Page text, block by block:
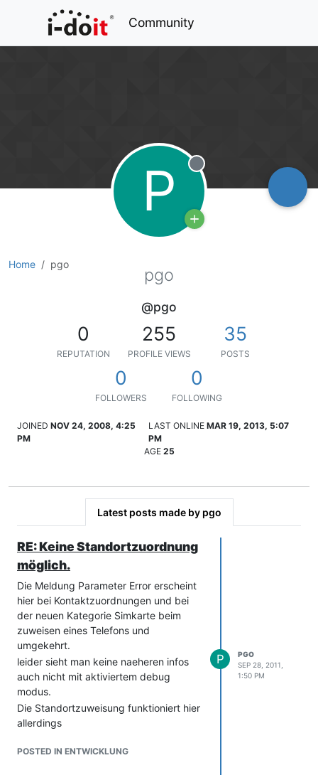
Community
P Offline
Home pgo
pgo
@pgo
0
REPUTATION
255
PROFILE VIEWS
35
POSTS
0
FOLLOWERS
0
FOLLOWING
JOINED NOV 24, 2008, 4:25
PM
LAST ONLINE MAR 19, 2013, 5:07
PM
AGE 25
Latest posts made by pgo
RE: Keine Standortzuordnung
möglich.
Die Meldung Parameter Error erscheint
hier bei Kontaktzuordnungen und bei
der neuen Kategorie Simkarte beim
zuweisen eines Telefons und
umgekehrt.
leider sieht man keine naeheren infos
auch nicht mit aktiviertem debug
modus.
Die Standortzuweisung funktioniert hier
allerdings
POSTED IN ENTWICKLUNG
P
PGO
SEP 28, 2011,
1:50 PM